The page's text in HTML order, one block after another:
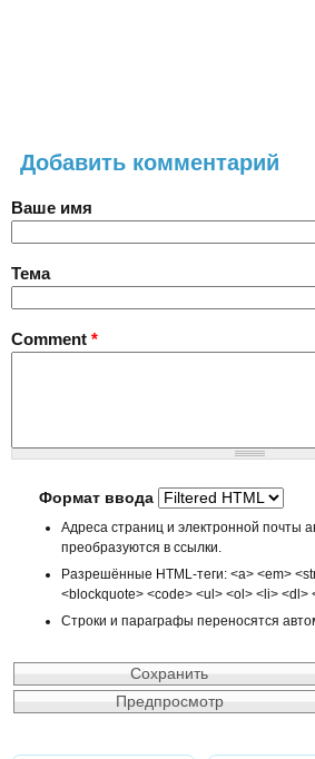
Добавить комментарий
Ваше имя
Тема
Comment *
Формат ввода
Адреса страниц и электронной почты
преобразуются в ссылки.
Разрешённые HTML-теги: <a> <em>
<blockquote> <code> <ul> <ol> <li> <dl>
Строки и параграфы переносятся